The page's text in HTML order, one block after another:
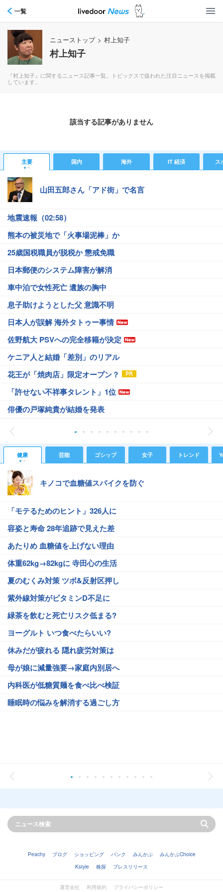
一覧
ニューストップ > 村上知子
村上知子
『村上知子』に関するニュース記事一覧。トピックスで扱われた注目ニュースを掲載
しています。
該当する記事がありません
主要 国内 海外 IT 経済 ス
山田五郎さん「アド街」で名言
地震速報（02:58）
熊本の被災地で「火事場泥棒」か
25歳国税職員が脱税か 懲戒免職
日本郵便のシステム障害が解消
車中泊で女性死亡 遺族の胸中
息子助けようとした父 意識不明
日本人が誤解 海外タトゥー事情
佐野航大 PSVへの完全移籍が決定
ケニア人と結婚「差別」のリアル
花王が「焼肉店」限定オープン？
「許せない不祥事タレント」1位
俳優の戸塚純貴が結婚を発表
健康 芸能 ゴシップ 女子 トレンド
キノコで血糖値スパイクを防ぐ
「モテるためのヒント」326人に
容姿と寿命 28年追跡で見えた差
あたりめ 血糖値を上げない理由
体重62kg→82kgに 寺田心の生活
夏のむくみ対策 ツボ&反射区押し
紫外線対策がビタミンD不足に
緑茶を飲むと死亡リスク低まる?
ヨーグルト いつ食べたらいい?
休みだが疲れる 隠れ疲労対策は
母が娘に減量強要→家庭内別居へ
内科医が低糖質麺を食べ比べ検証
睡眠時の悩みを解消する過ごし方
Peachy ブログ ショッピング バンク みんかぶ
みんかぶChoice
Kstyle
株探 プレスリリース
運営会社 利用規約 プライバシーポリシー